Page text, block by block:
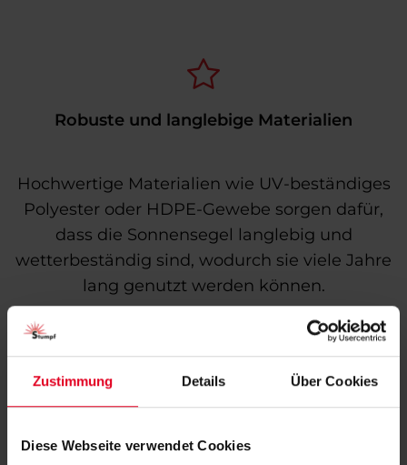
Zustimmung Details Über Cookies
Diese Webseite verwendet Cookies
Robuste und langlebige Materialien
Hochwertige Materialien wie UV-beständiges
Polyester oder HDPE-Gewebe sorgen dafür,
dass die Sonnensegel langlebig und
wetterbeständig sind, wodurch sie viele Jahre
lang genutzt werden können.